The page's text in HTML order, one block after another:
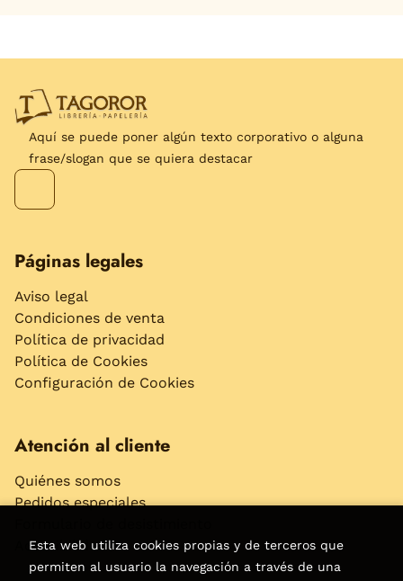
Aquí se puede poner algún texto corporativo o alguna
frase/slogan que se quiera destacar
Páginas legales
Aviso legal
Condiciones de venta
Política de privacidad
Política de Cookies
Configuración de Cookies
Atención al cliente
Quiénes somos
Pedidos especiales
Accesibilidad
Esta web utiliza cookies propias y de terceros que
permiten al usuario la navegación a través de una